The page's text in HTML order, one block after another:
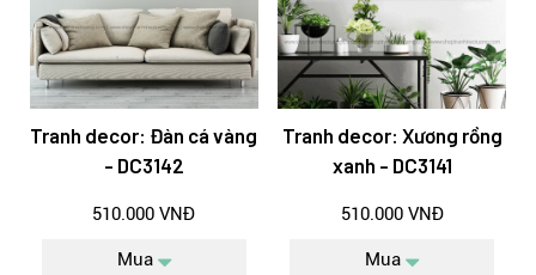
Tranh decor: Đàn cá vàng
- DC3142
510.000 VNĐ
Mua
Tranh decor: Xương rồng
xanh - DC3141
510.000 VNĐ
Mua